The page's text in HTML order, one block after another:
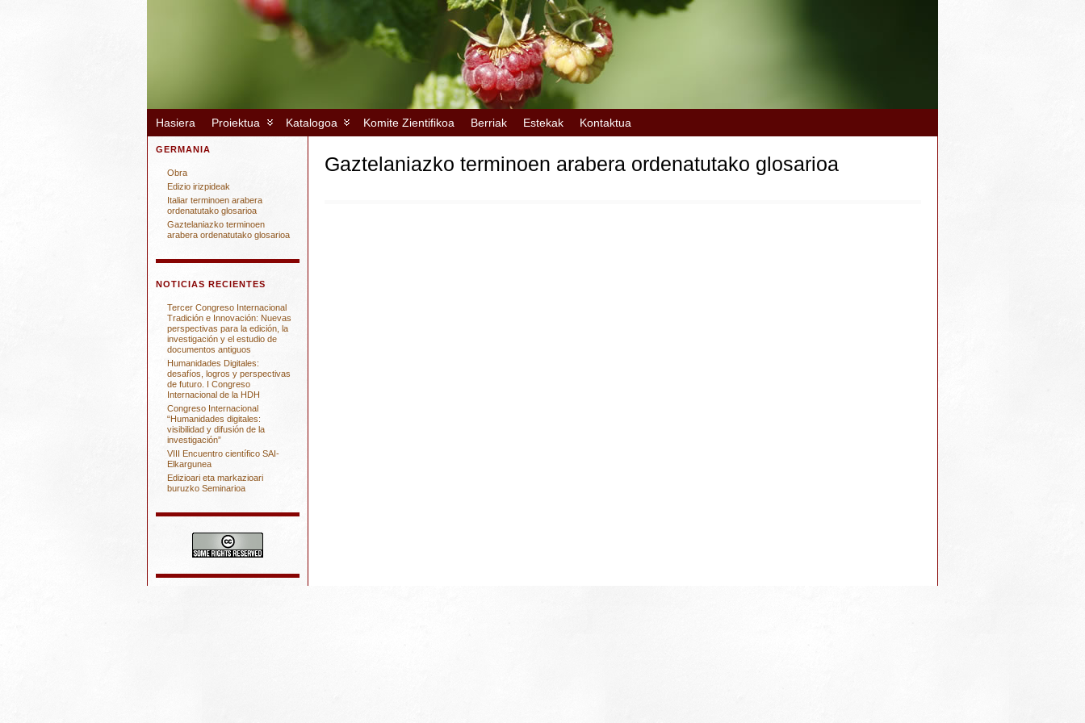
Hasiera Proiektua Katalogoa Komite Zientifikoa Berriak Estekak Kontaktua
GERMANIA
Obra
Edizio irizpideak
Italiar terminoen arabera
ordenatutako glosarioa
Gaztelaniazko terminoen
arabera ordenatutako glosarioa
NOTICIAS RECIENTES
Tercer Congreso Internacional
Tradición e Innovación: Nuevas
perspectivas para la edición, la
investigación y el estudio de
documentos antiguos
Humanidades Digitales:
desafíos, logros y perspectivas
de futuro. I Congreso
Internacional de la HDH
Congreso Internacional
“Humanidades digitales:
visibilidad y difusión de la
investigación”
VIII Encuentro científico SAI-
Elkargunea
Edizioari eta markazioari
buruzko Seminarioa
Gaztelaniazko terminoen arabera ordenatutako glosarioa